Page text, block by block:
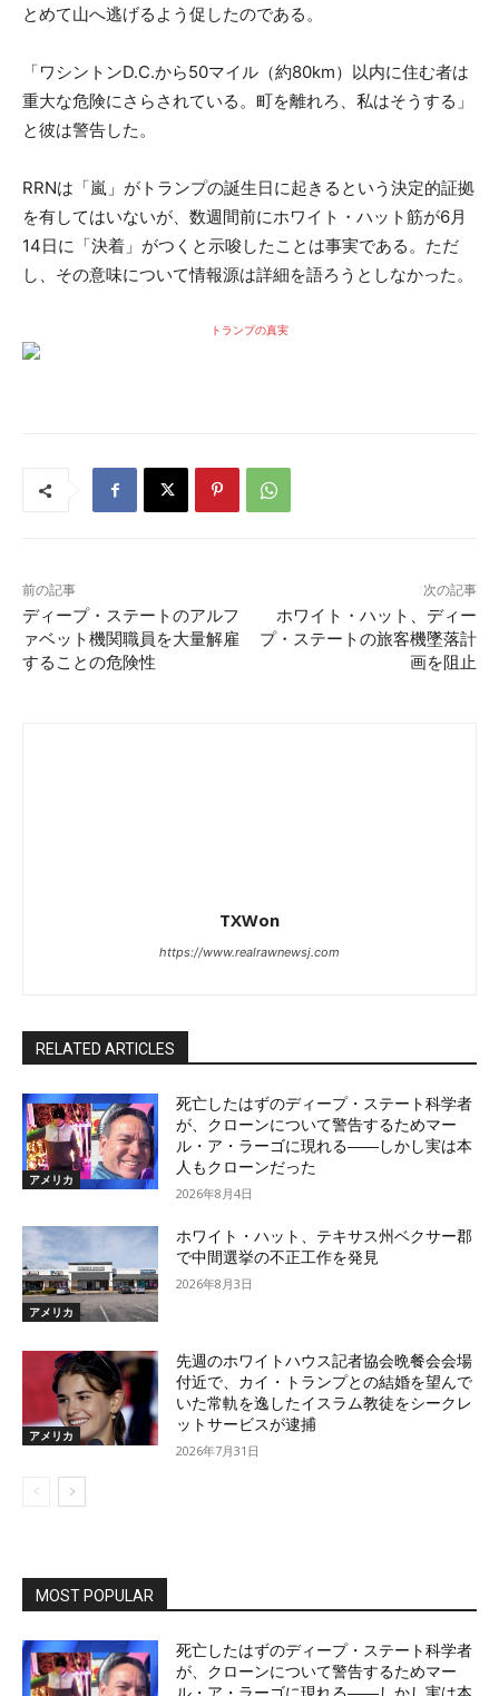
とめて山へ逃げるよう促したのである。
「ワシントンD.C.から50マイル（約80km）以内に住む者は
重大な危険にさらされている。町を離れろ、私はそうする」
と彼は警告した。
RRNは「嵐」がトランプの誕生日に起きるという決定的証拠
を有してはいないが、数週間前にホワイト・ハット筋が6月
14日に「決着」がつくと示唆したことは事実である。ただ
し、その意味について情報源は詳細を語ろうとしなかった。
トランプの真実
前の記事
ディープ・ステートのアルフ
ァベット機関職員を大量解雇
することの危険性
次の記事
ホワイト・ハット、ディー
プ・ステートの旅客機墜落計
画を阻止
TXWon
https://www.realrawnewsj.com
RELATED ARTICLES
アメリカ
死亡したはずのディープ・ステート科学者
が、クローンについて警告するためマー
ル・ア・ラーゴに現れる――しかし実は本
人もクローンだった
2026年8月4日
アメリカ
ホワイト・ハット、テキサス州ベクサー郡
で中間選挙の不正工作を発見
2026年8月3日
アメリカ
先週のホワイトハウス記者協会晩餐会会場
付近で、カイ・トランプとの結婚を望んで
いた常軌を逸したイスラム教徒をシークレ
ットサービスが逮捕
2026年7月31日
MOST POPULAR
死亡したはずのディープ・ステート科学者
が、クローンについて警告するためマー
ル・ア・ラーゴに現れる――しかし実は本